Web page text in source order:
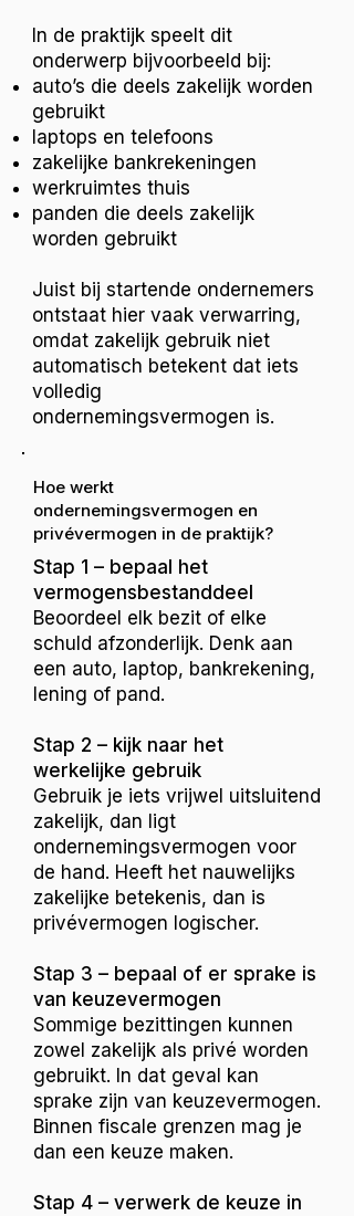
In de praktijk speelt dit
onderwerp bijvoorbeeld bij:
auto’s die deels zakelijk worden
gebruikt
laptops en telefoons
zakelijke bankrekeningen
werkruimtes thuis
panden die deels zakelijk
worden gebruikt
Juist bij startende ondernemers
ontstaat hier vaak verwarring,
omdat zakelijk gebruik niet
automatisch betekent dat iets
volledig
ondernemingsvermogen is.
Hoe werkt
ondernemingsvermogen en
privévermogen in de praktijk?
Stap 1 – bepaal het
vermogensbestanddeel
Beoordeel elk bezit of elke
schuld afzonderlijk. Denk aan
een auto, laptop, bankrekening,
lening of pand.
Stap 2 – kijk naar het
werkelijke gebruik
Gebruik je iets vrijwel uitsluitend
zakelijk, dan ligt
ondernemingsvermogen voor
de hand. Heeft het nauwelijks
zakelijke betekenis, dan is
privévermogen logischer.
Stap 3 – bepaal of er sprake is
van keuzevermogen
Sommige bezittingen kunnen
zowel zakelijk als privé worden
gebruikt. In dat geval kan
sprake zijn van keuzevermogen.
Binnen fiscale grenzen mag je
dan een keuze maken.
Stap 4 – verwerk de keuze in